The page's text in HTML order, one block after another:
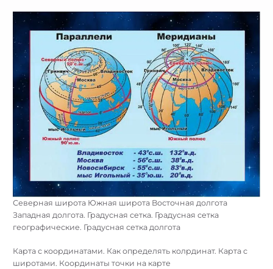
Северная широта Южная широта Восточная долгота
Западная долгота. Градусная сетка. Градусная сетка
географические. Градусная сетка долгота
Карта с координатами. Как определять колрдинат. Карта с
широтами. Координаты точки на карте